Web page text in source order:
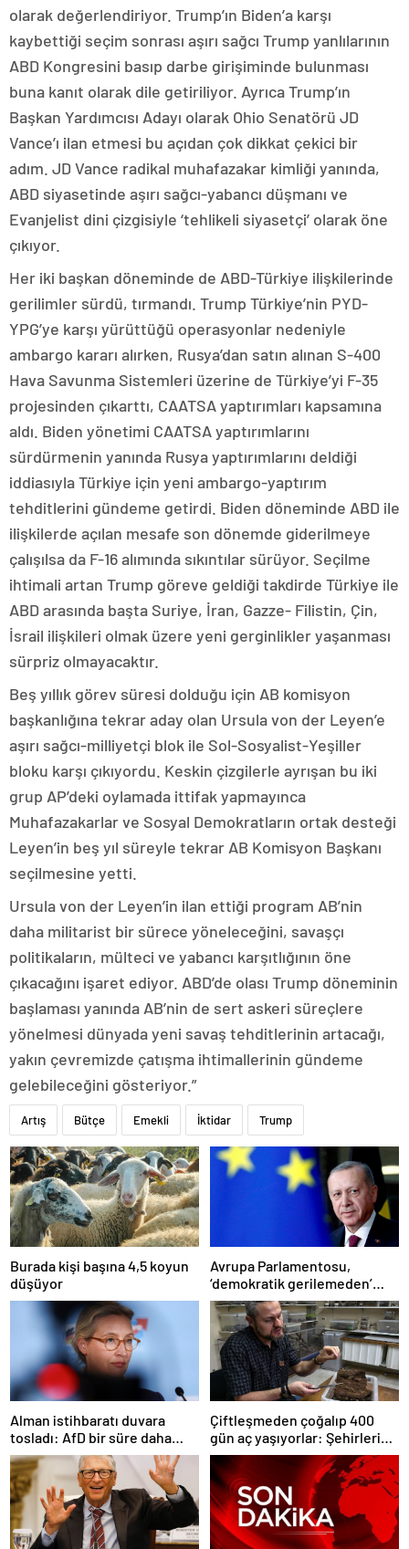
olarak değerlendiriyor. Trump’ın Biden’a karşı
kaybettiği seçim sonrası aşırı sağcı Trump yanlılarının
ABD Kongresini basıp darbe girişiminde bulunması
buna kanıt olarak dile getiriliyor. Ayrıca Trump’ın
Başkan Yardımcısı Adayı olarak Ohio Senatörü JD
Vance’ı ilan etmesi bu açıdan çok dikkat çekici bir
adım. JD Vance radikal muhafazakar kimliği yanında,
ABD siyasetinde aşırı sağcı-yabancı düşmanı ve
Evanjelist dini çizgisiyle ‘tehlikeli siyasetçi’ olarak öne
çıkıyor.
Her iki başkan döneminde de ABD-Türkiye ilişkilerinde
gerilimler sürdü, tırmandı. Trump Türkiye’nin PYD-
YPG’ye karşı yürüttüğü operasyonlar nedeniyle
ambargo kararı alırken, Rusya’dan satın alınan S-400
Hava Savunma Sistemleri üzerine de Türkiye’yi F-35
projesinden çıkarttı, CAATSA yaptırımları kapsamına
aldı. Biden yönetimi CAATSA yaptırımlarını
sürdürmenin yanında Rusya yaptırımlarını deldiği
iddiasıyla Türkiye için yeni ambargo-yaptırım
tehditlerini gündeme getirdi. Biden döneminde ABD ile
ilişkilerde açılan mesafe son dönemde giderilmeye
çalışılsa da F-16 alımında sıkıntılar sürüyor. Seçilme
ihtimali artan Trump göreve geldiği takdirde Türkiye ile
ABD arasında başta Suriye, İran, Gazze- Filistin, Çin,
İsrail ilişkileri olmak üzere yeni gerginlikler yaşanması
sürpriz olmayacaktır.
Beş yıllık görev süresi dolduğu için AB komisyon
başkanlığına tekrar aday olan Ursula von der Leyen’e
aşırı sağcı-milliyetçi blok ile Sol-Sosyalist-Yeşiller
bloku karşı çıkıyordu. Keskin çizgilerle ayrışan bu iki
grup AP’deki oylamada ittifak yapmayınca
Muhafazakarlar ve Sosyal Demokratların ortak desteği
Leyen’in beş yıl süreyle tekrar AB Komisyon Başkanı
seçilmesine yetti.
Ursula von der Leyen’in ilan ettiği program AB’nin
daha militarist bir sürece yöneleceğini, savaşçı
politikaların, mülteci ve yabancı karşıtlığının öne
çıkacağını işaret ediyor. ABD’de olası Trump döneminin
başlaması yanında AB’nin de sert askeri süreçlere
yönelmesi dünyada yeni savaş tehditlerinin artacağı,
yakın çevremizde çatışma ihtimallerinin gündeme
gelebileceğini gösteriyor.”
Artış Bütçe Emekli İktidar Trump
Burada kişi başına 4,5 koyun
düşüyor
Avrupa Parlamentosu,
‘demokratik gerilemeden’
dolayı ‘Türkiye’nin AB üyelik
süreci süresiz dondu’
Alman istihbaratı duvara
tosladı: AfD bir süre daha
‘aşırı sağcı örgüt’ değil
Çiftleşmeden çoğalıp 400
gün aç yaşıyorlar: Şehirleri
ele geçiriyorlar